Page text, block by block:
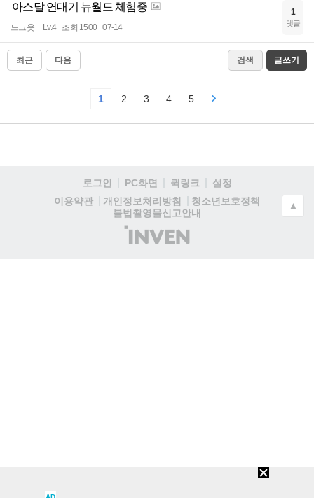
아스달 연대기 뉴월드 체험중
느그읏 Lv.4 조회 1500 07-14
1
댓글
최근 다음 검색 글쓰기
1 2 3 4 5
로그인 PC화면 퀵링크
설정
이용약관
개인정보처리방침
청소년보호정책
불법촬영물신고안내
(주)
인
▲